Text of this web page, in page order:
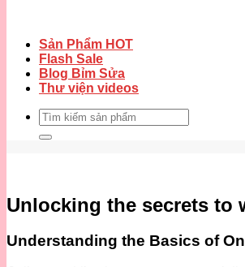
Sản Phẩm HOT
Flash Sale
Blog Bỉm Sửa
Thư viện videos
Tìm
kiếm:
Unlocking the secrets to
Understanding the Basics of